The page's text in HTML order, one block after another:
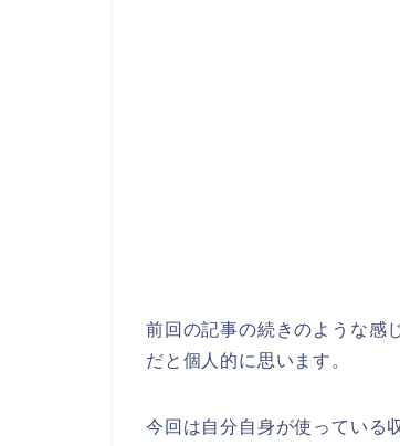
前回の記事の続きのような感
だと個人的に思います。
今回は自分自身が使っている